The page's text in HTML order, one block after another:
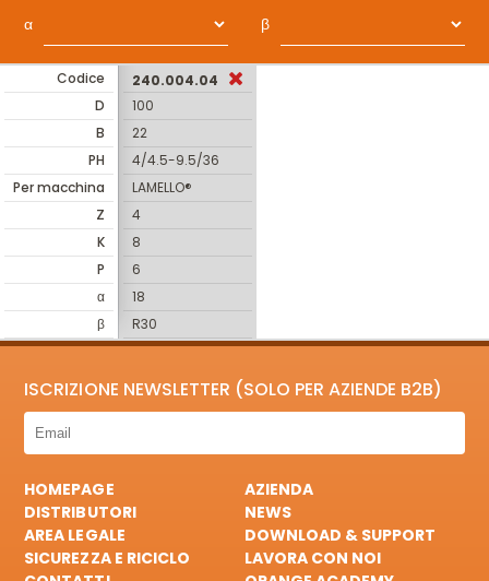
α β
Codice
D
B
PH
Per macchina
Z
K
P
α
β
240.004.04
100
22
4/4.5-9.5/36
LAMELLO®
4
8
6
18
R30
ISCRIZIONE NEWSLETTER (SOLO PER AZIENDE B2B)
HOMEPAGE
AZIENDA
DISTRIBUTORI
NEWS
AREA LEGALE
DOWNLOAD & SUPPORT
SICUREZZA E RICICLO
LAVORA CON NOI